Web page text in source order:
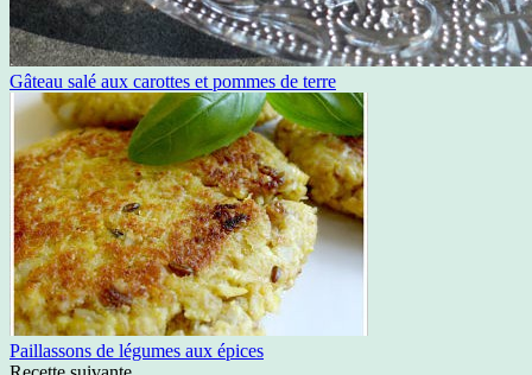
Gâteau salé aux carottes et pommes de terre
Paillassons de légumes aux épices